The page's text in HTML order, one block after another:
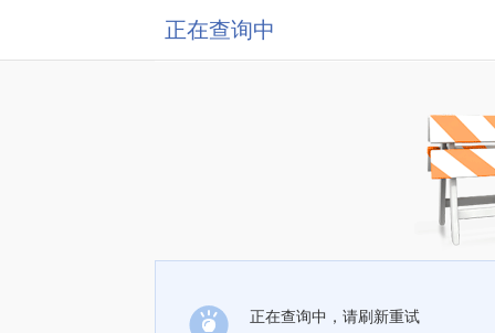
正在查询中
正在查询中，请刷新重试